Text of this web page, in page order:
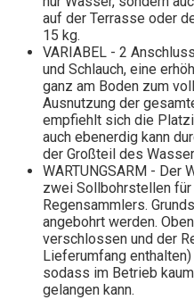
auf der Terrasse oder
15 kg.
VARIABEL - 2
und Schlauch, eine
ganz am Boden zum
Ausnutzung der
empfiehlt sich die
auch ebenerdig kann
der Großteil des
WARTUNGSARM - Der
zwei Sollbohrstellen
Regensammlers.
angebohrt werden.
verschlossen und der
Lieferumfang
sodass im Betrieb
gelangen kann.